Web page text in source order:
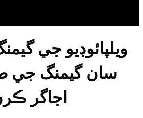
ويلپائوڊيو جي
سان گيمنگ جي
اجاگر